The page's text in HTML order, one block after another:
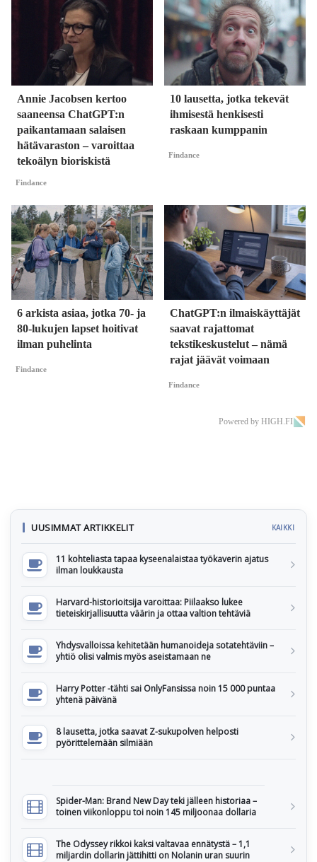
Annie Jacobsen kertoo
saaneensa ChatGPT:n
paikantamaan salaisen
hätävaraston – varoittaa
tekoälyn bioriskistä
Findance
10 lausetta, jotka tekevät
ihmisestä henkisesti
raskaan kumppanin
Findance
6 arkista asiaa, jotka 70- ja
80-lukujen lapset hoitivat
ilman puhelinta
Findance
ChatGPT:n ilmaiskäyttäjät
saavat rajattomat
tekstikeskustelut – nämä
rajat jäävät voimaan
Findance
Powered by HIGH.FI
UUSIMMAT ARTIKKELIT KAIKKI
11 kohteliasta tapaa kyseenalaistaa työkaverin ajatus
ilman loukkausta
Harvard-historioitsija varoittaa: Piilaakso lukee
tieteiskirjallisuutta väärin ja ottaa valtion tehtäviä
Yhdysvalloissa kehitetään humanoideja sotatehtäviin –
yhtiö olisi valmis myös aseistamaan ne
Harry Potter -tähti sai OnlyFansissa noin 15 000 puntaa
yhtenä päivänä
8 lausetta, jotka saavat Z-sukupolven helposti
pyörittelemään silmiään
Spider-Man: Brand New Day teki jälleen historiaa –
toinen viikonloppu toi noin 145 miljoonaa dollaria
The Odyssey rikkoi kaksi valtavaa ennätystä – 1,1
miljardin dollarin jättihitti on Nolanin uran suurin